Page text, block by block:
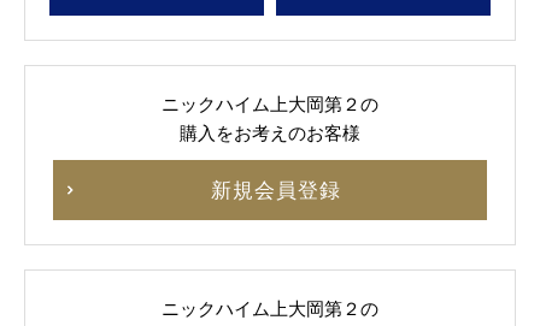
ニックハイム上大岡第２の
購入をお考えのお客様
新規会員登録
ニックハイム上大岡第２の